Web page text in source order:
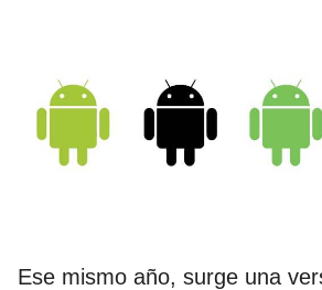
Ese mismo año, surge una